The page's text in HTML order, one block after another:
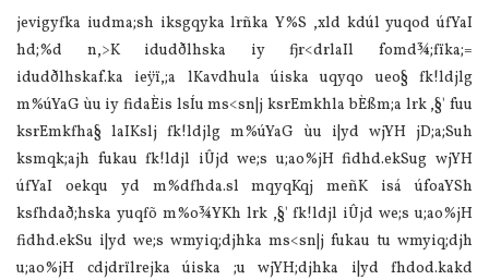
jevigyfka iudma;sh iksgqyka lrñka Y%S ,xld kdúl yuqod úfYaI
hd;%d n,>K idudðlhska iy fjr<drlaIl fomd¾;fïka;=
idudðlhskaf.ka ieÿï,;a lKavdhula úiska uqyqo ueo§ fk!ldjlg
m%úYaG ùu iy fidaÈis lsÍu ms<sn|j ksrEmkhla bÈßm;a lrk ,§' fuu
ksrEmkfha§ laIKslj fk!ldjlg m%úYaG ùu i|yd wjYH jD;a;Suh
ksmqk;ajh fukau fk!ldjl iÛjd we;s u;ao%jH fidhd.ekSug wjYH
úfYaI oekqu yd m%dfhda.sl mqyqKqj meñK isá úfoaYSh
ksfhdað;hska yuqfõ m%o¾YKh lrk ,§' fk!ldjl iÛjd we;s u;ao%jH
fidhd.ekSu i|yd we;s wmyiq;djhka ms<sn|j fukau tu wmyiq;djh
u;ao%jH cdjdrïlrejka úiska ;u wjYH;djhka i|yd fhdod.kakd